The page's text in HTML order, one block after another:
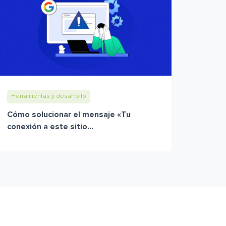
Herramientas y desarrollo
Cómo solucionar el mensaje «Tu
conexión a este sitio...